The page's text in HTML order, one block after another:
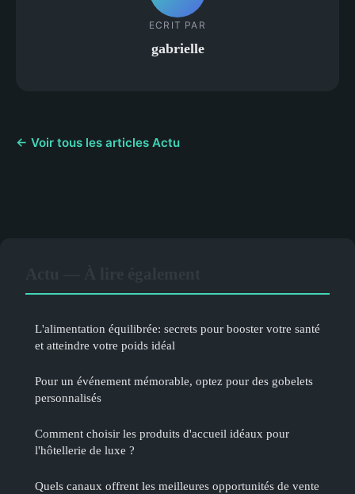
ECRIT PAR
gabrielle
← Voir tous les articles Actu
L'alimentation équilibrée: secrets pour booster votre santé
et atteindre votre poids idéal
Pour un événement mémorable, optez pour des gobelets
personnalisés
Comment choisir les produits d'accueil idéaux pour
l'hôtellerie de luxe ?
Quels canaux offrent les meilleures opportunités de vente